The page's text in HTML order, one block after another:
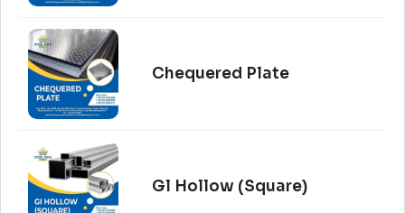
Chequered Plate
Gl Hollow (Square)